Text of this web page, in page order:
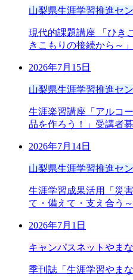
山梨県生涯学習推進セ
現代的課題講座 「ひき
きこもりの接続から～
2026年7月15日
山梨県生涯学習推進セ
生涯楽習講座「アルコ
品を作ろう！」受講者募
2026年7月14日
山梨県生涯学習推進セ
生涯学習成果活用「災
て・備えて・支え合う
2026年7月1日
キャンパスネットやま
季刊誌「生涯学習やま